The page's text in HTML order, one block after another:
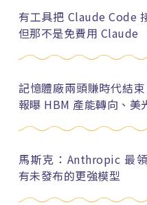
有工具把 Claude Code
但那不是免費用 Claude
記憶體廠兩頭賺時代結
報曝 HBM 產能轉向、美
馬斯克：Anthropic 最
有未發布的更強模型